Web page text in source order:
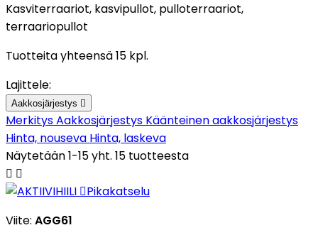
Kasviterraariot, kasvipullot, pulloterraariot,
terraariopullot
Tuotteita yhteensä 15 kpl.
Lajittele:
Aakkosjärjestys 
MerkitysAakkosjärjestys Käänteinen aakkosjärjestys
Hinta, nouseva Hinta, laskeva
Näytetään 1-15 yht. 15 tuotteesta
 
Pikakatselu
Viite: AGG61